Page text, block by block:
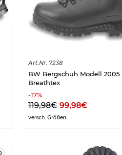
Art.Nr. 7238
BW Bergschuh Modell 2005
Breathtex
-17%
119,98€ 99,98€
versch. Größen